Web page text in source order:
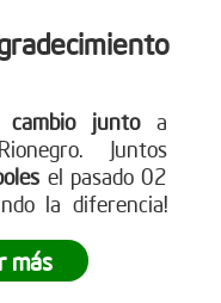
junto a
Juntos
el pasado 02
la diferencia!
a participar en
jornada de
más